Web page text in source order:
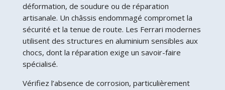
déformation, de soudure ou de réparation
artisanale. Un châssis endommagé compromet la
sécurité et la tenue de route. Les Ferrari modernes
utilisent des structures en aluminium sensibles aux
chocs, dont la réparation exige un savoir-faire
spécialisé.
Vérifiez l’absence de corrosion, particulièrement